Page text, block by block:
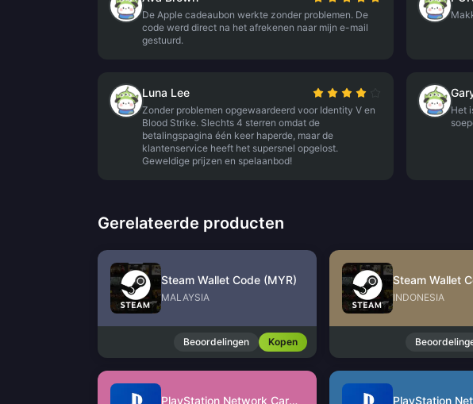
De Apple cadeaubon werkte zonder problemen. De
code werd direct na het afrekenen naar mijn e-mail
gestuurd.
Luna Lee
Zonder problemen opgewaardeerd voor Identity V en
Blood Strike. Slechts 4 sterren omdat de
betalingspagina één keer haperde, maar de
klantenservice heeft het supersnel opgelost.
Geweldige prijzen en spelaanbod!
Het
Gerelateerde producten
Steam Wallet Code (MYR)
MALAYSIA
Beoordelingen Kopen
Steam Wallet
INDONESIA
PlayStation Network Card (US)